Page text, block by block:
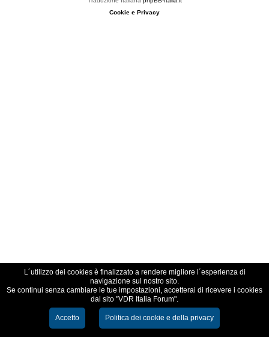
Cookie e Privacy
L´utilizzo dei cookies è finalizzato a rendere migliore l´esperienza di
navigazione sul nostro sito.
Se continui senza cambiare le tue impostazioni, accetterai di ricevere i cookies
dal sito "VDR Italia Forum".
Accetto Politica dei cookie e della privacy